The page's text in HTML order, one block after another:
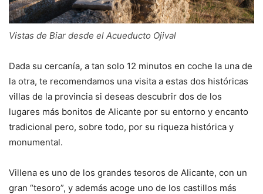
Vistas de Biar desde el Acueducto Ojival
Dada su cercanía, a tan solo 12 minutos en coche la una de
la otra, te recomendamos una visita a estas dos históricas
villas de la provincia si deseas descubrir dos de los
lugares más bonitos de Alicante por su entorno y encanto
tradicional pero, sobre todo, por su riqueza histórica y
monumental.
Villena es uno de los grandes tesoros de Alicante, con un
gran “tesoro”, y además acoge uno de los castillos más